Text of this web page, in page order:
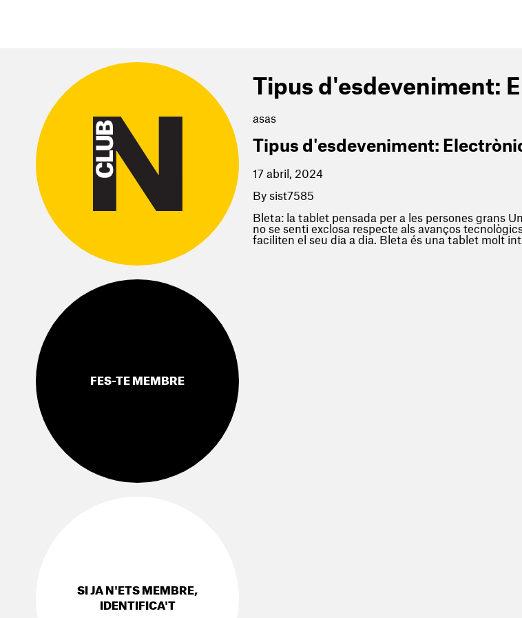
FES-TE MEMBRE
SI JA N'ETS MEMBRE,
IDENTIFICA'T
Tipus d'esdeveniment:
asas
Tipus d'esdeveniment:
17 abril, 2024
By sist7585
Bleta: la tablet pensada per a les persones grans
no se senti exclosa respecte als avanços
faciliten el seu dia a dia. Bleta és una tablet molt